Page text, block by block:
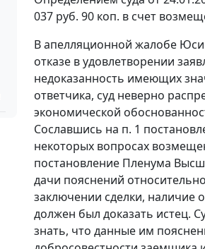
037 руб. 90 коп. в счет
В апелляционной жалобе
отказе в удовлетворении
недоказанность имеющих
ответчика, суд неверно
экономической
Сославшись на п. 1
некоторых вопросах
постановление Пленума
дачи пояснений
заключении сделки, наличие
должен был доказать истец.
знать, что данные им